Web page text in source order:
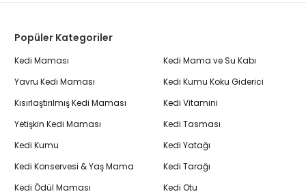
Popüler Kategoriler
Kedi Maması
Yavru Kedi Maması
Kısırlaştırılmış Kedi Maması
Yetişkin Kedi Maması
Kedi Kumu
Kedi Konservesi & Yaş Mama
Kedi Ödül Maması
Kedi Mama ve Su Kabı
Kedi Kumu Koku Giderici
Kedi Vitamini
Kedi Tasması
Kedi Yatağı
Kedi Tarağı
Kedi Otu